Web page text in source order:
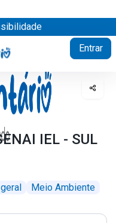
Entrar
IEL - SUL
Meio Ambiente